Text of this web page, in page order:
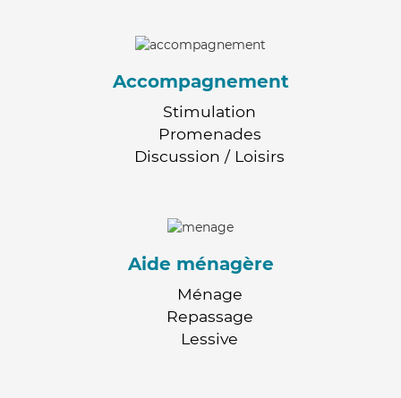
Accompagnement
Stimulation
Promenades
Discussion / Loisirs
Aide ménagère
Ménage
Repassage
Lessive